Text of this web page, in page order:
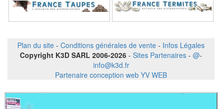
Plan du site - Conditions générales de vente - Infos Légales
Copyright K3D SARL 2006-2026 - Sites Partenaires - @-
info@k3d.fr
Partenaire conception web YV WEB